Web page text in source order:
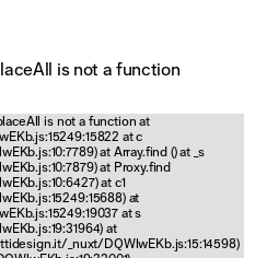
is not a function
is not a function at
at c
at Array.find () at _s
at Proxy.find
at c1
at
at s
at
_nuxt/DQWlwEKb.js:15:14598)